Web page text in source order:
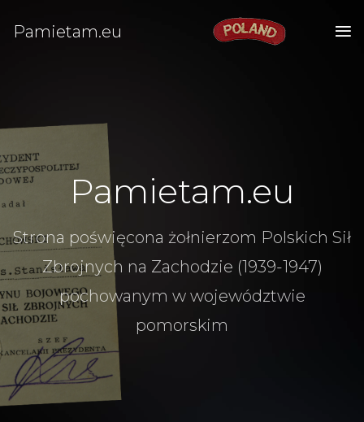
Pamietam.eu
Pamietam.eu
Strona poświęcona żołnierzom Polskich Sił
Zbrojnych na Zachodzie (1939-1947)
pochowanym w województwie
pomorskim